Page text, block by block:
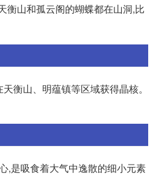
衡山和孤云阁的蝴蝶都在山洞,比
衡山、明蕴镇等区域获得晶核。
,是吸食着大气中逸散的细小元素